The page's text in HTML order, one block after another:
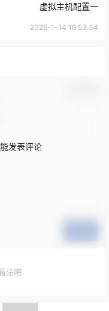
虚拟主机配置一
2026-1-14 16:53:34
发表评论
法吧